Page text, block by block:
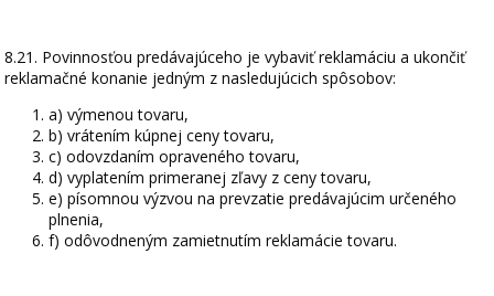
8.21. Povinnosťou predávajúceho je vybaviť reklamáciu a ukončiť
reklamačné konanie jedným z nasledujúcich spôsobov:
a) výmenou tovaru,
b) vrátením kúpnej ceny tovaru,
c) odovzdaním opraveného tovaru,
d) vyplatením primeranej zľavy z ceny tovaru,
e) písomnou výzvou na prevzatie predávajúcim určeného
plnenia,
f) odôvodneným zamietnutím reklamácie tovaru.